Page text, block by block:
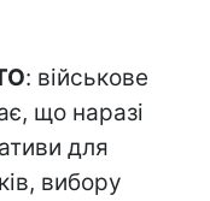
: військове
що наразі
для
вибору